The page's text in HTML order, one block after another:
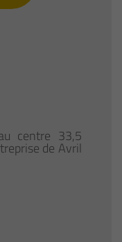
centre 33,5
de Avril